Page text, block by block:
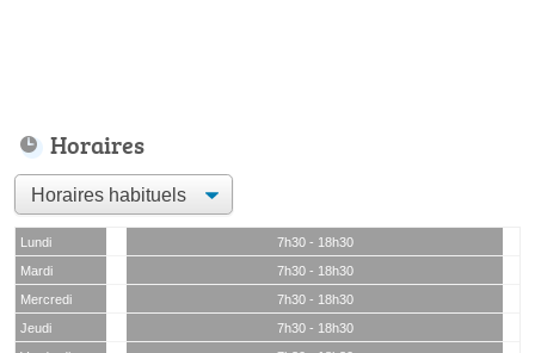
Horaires
Lundi
7h30 - 18h30
Mardi
7h30 - 18h30
Mercredi
7h30 - 18h30
Jeudi
7h30 - 18h30